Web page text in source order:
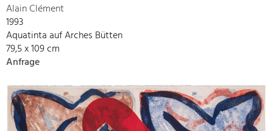
Alain Clément
1993
Aquatinta auf Arches Bütten
79,5 x 109 cm
Anfrage